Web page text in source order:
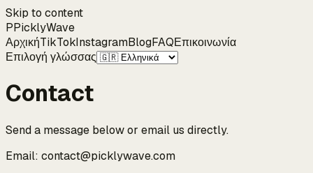
Skip to content
PPicklyWave
ΑρχικήTikTokInstagramBlogFAQΕπικοινωνία
Επιλογή γλώσσας
Contact
Send a message below or email us directly.
Email: contact@picklywave.com